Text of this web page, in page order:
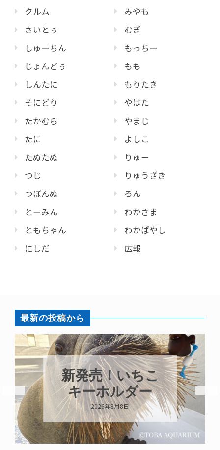
クルム
さいとぅ
しゅーちん
じょんどぅ
しんたに
そにどり
たかむら
たに
たぬたぬ
つじ
つぼんぬ
とーみん
ともちゃん
にしだ
みやも
むぎ
もっちー
もも
もりたき
やはた
やまじ
よしこ
りゅー
りゅうざき
ろん
わかさま
わかばやし
広報
最新の投稿から
こ
ー
パラオオウム
ガイが交接して
います
2026年8月7日